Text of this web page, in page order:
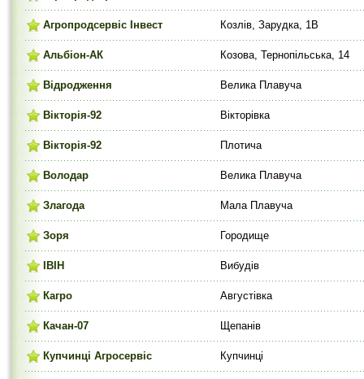
Агропродсервіс Інвест Козлів, Зарудка, 1В
Альбіон-АК Козова, Тернопільська, 14
Відродження Велика Плавуча
Вікторія-92 Вікторівка
Вікторія-92 Плотича
Володар Велика Плавуча
Злагода Мала Плавуча
Зоря Городище
ІВІН Вибудів
Кагро Августівка
Качан-07 Щепанів
Купчинці Агросервіс Купчинці